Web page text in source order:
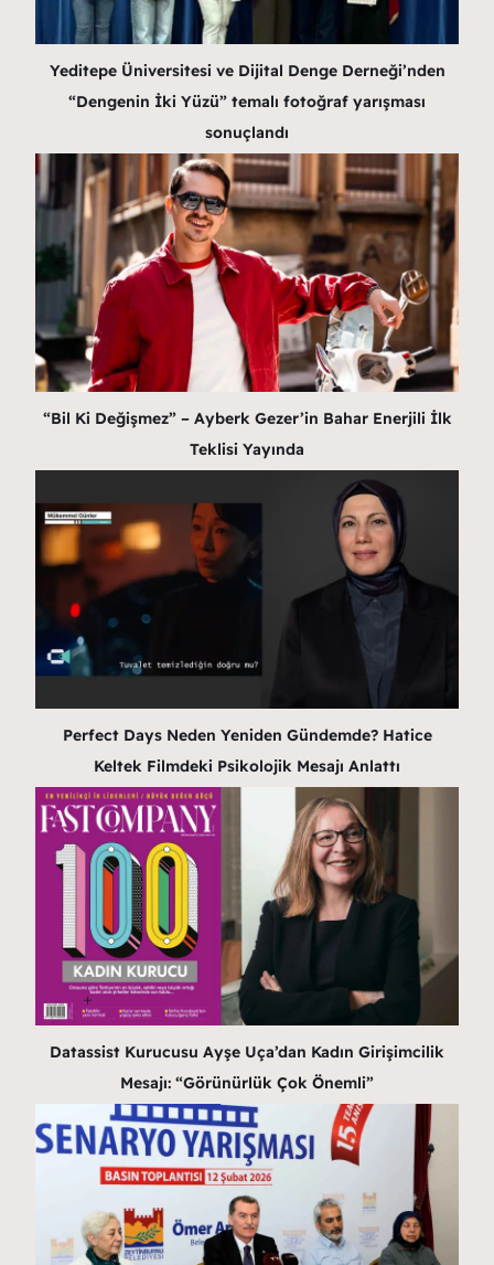
Yeditepe Üniversitesi ve Dijital Denge Derneği’nden
“Dengenin İki Yüzü” temalı fotoğraf yarışması
sonuçlandı
“Bil Ki Değişmez” – Ayberk Gezer’in Bahar Enerjili İlk
Teklisi Yayında
Perfect Days Neden Yeniden Gündemde? Hatice
Keltek Filmdeki Psikolojik Mesajı Anlattı
Datassist Kurucusu Ayşe Uça’dan Kadın Girişimcilik
Mesajı: “Görünürlük Çok Önemli”